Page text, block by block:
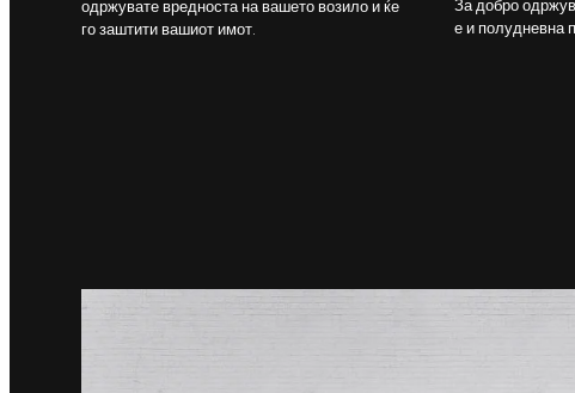
одржувате вредноста на вашето возило и ќе
го заштити вашиот имот.
За добро
е и полудневна